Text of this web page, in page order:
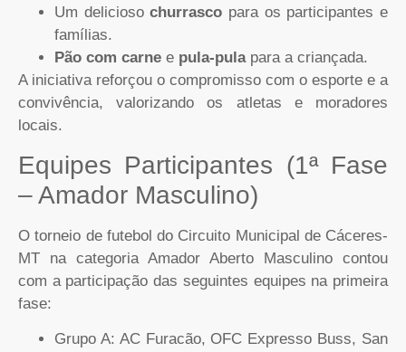
Um deliciosochurrasco para os participantes e
famílias.
Pão com carne e pula-pulapara a criançada.
A iniciativa reforçou o compromisso com o esporte e a
convivência, valorizando os atletas e moradores
locais.
Equipes Participantes (1ª Fase
– Amador Masculino)
O torneio de futebol do Circuito Municipal de Cáceres-
MT na categoria Amador Aberto Masculino contou
com a participação das seguintes equipes na primeira
fase:
Grupo A: AC Furacão, OFC Expresso Buss, San